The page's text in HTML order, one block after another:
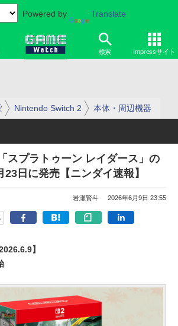
Powered by Translate
検索 Impressサイト
Nintendo Switch 2 本体・周辺機器
スプラトゥーン レイダース」の
日に発売【ニンダイ速報】
岩瀬賢斗 2026年6月9日 23:55
】